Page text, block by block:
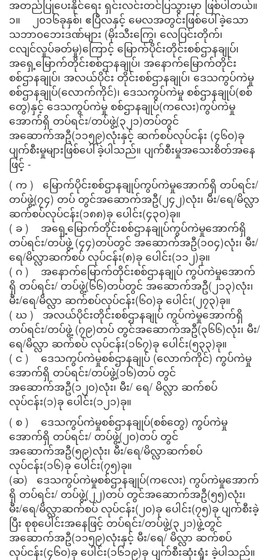
အတည်ပြုပေးနိုင်ရေး ရှင်းလင်းတင်ပြသွားမှာ ဖြစ်ပါတယ်။
၁။ ၂၀၁၆ခုနှစ်၊ ဧပြီလနှင့် မေလအတွင်းဖြစ်ပေါ်ခဲ့သော
သဘာ၀ဘေးဒဏ်များ (မိုးသီးကြွေ၊ လေပြင်းတိုက်၊
ငလျင်လှုပ်ခတ်မှု)ကြောင့် မြောက်ပိုင်းတိုင်းစစ်ဌာနချုပ်၊
အရှေ့မြောက်တိုင်းစစ်ဌာနချုပ်၊ အနောက်မြောက်တိုင်း
စစ်ဌာနချုပ်၊ အလယ်ပိုင်း တိုင်းစစ်ဌာနချုပ်၊ ဒေသကွပ်ကဲမှု
စစ်ဌာနချုပ်(လောက်ကိုင်)၊ ဒေသကွပ်ကဲမှု စစ်ဌာနချုပ်(စစ်
တွေ)နှင့် ဒေသကွပ်ကဲမှု စစ်ဌာနချုပ်(ကလေး)ကွပ်ကဲမှု
အောက်ရှိ တပ်ရင်း/တပ်ဖွဲ့(၃၂၁)တပ်တွင်
အဆောက်အဦ(၁၁၅၉)လုံးနှင့် ဆက်စပ်လုပ်ငန်း (၄၆၀)ခု
ပျက်စီးမှုများဖြစ်ပေါ်ခဲ့ပါသည်။ ပျက်စီးမှုအသေးစိတ်အနေ
ဖြင့် -
( က ) မြောက်ပိုင်းစစ်ဌာနချုပ်ကွပ်ကဲမှုအောက်ရှိ တပ်ရင်း/
တပ်ဖွဲ့(၇၄) တပ် တွင်အဆောက်အဦ(၂၄၂)လုံး၊ မီး/ရေ/မိလ္လာ
ဆက်စပ်လုပ်ငန်း(၁၈၈)ခု ပေါင်း(၄၃၀)ခု။
( ခ ) အရှေ့မြောက်တိုင်းစစ်ဌာနချုပ်ကွပ်ကဲမှုအောက်ရှိ
တပ်ရင်း/တပ်ဖွဲ့ (၄၄)တပ်တွင် အဆောက်အဦ(၁၀၄)လုံး၊ မီး/
ရေ/မိလ္လာဆက်စပ် လုပ်ငန်း(၈)ခု ပေါင်း(၁၁၂)ခု။
( ဂ ) အနောက်မြောက်တိုင်းစစ်ဌာနချုပ် ကွပ်ကဲမှုအောက်
ရှိ တပ်ရင်း/ တပ်ဖွဲ့(၆၆)တပ်တွင် အဆောက်အဦ(၂၁၃)လုံး၊
မီး/ရေ/မိလ္လာ ဆက်စပ်လုပ်ငန်း(၆၀)ခု ပေါင်း(၂၇၃)ခု။
( ဃ ) အလယ်ပိုင်းတိုင်းစစ်ဌာနချုပ် ကွပ်ကဲမှုအောက်ရှိ
တပ်ရင်း/တပ်ဖွဲ့ (၇၉)တပ် တွင်အဆောက်အဦ(၃၆၆)လုံး၊ မီး/
ရေ/မိလ္လာ ဆက်စပ် လုပ်ငန်း(၁၆၇)ခု ပေါင်း(၅၃၃)ခု။
( င ) ဒေသကွပ်ကဲမှုစစ်ဌာနချုပ် (လောက်ကိုင်) ကွပ်ကဲမှု
အောက်ရှိ တပ်ရင်း/တပ်ဖွဲ့(၁၆)တပ် တွင်
အဆောက်အဦ(၁၂၀)လုံး၊ မီး/ ရေ/ မိလ္လာ ဆက်စပ်
လုပ်ငန်း(၁)ခု ပေါင်း(၁၂၁)ခု။
( စ ) ဒေသကွပ်ကဲမှုစစ်ဌာနချုပ်(စစ်တွေ) ကွပ်ကဲမှု
အောက်ရှိ တပ်ရင်း/ တပ်ဖွဲ့(၂၀)တပ် တွင်
အဆောက်အဦ(၅၉)လုံး၊ မီး/ရေ/မိလ္လာဆက်စပ်
လုပ်ငန်း(၁၆)ခု ပေါင်း(၇၅)ခု။
(ဆ) ဒေသကွပ်ကဲမှုစစ်ဌာနချုပ်(ကလေး) ကွပ်ကဲမှုအောက်
ရှိ တပ်ရင်း/ တပ်ဖွဲ့(၂၂)တပ် တွင်အဆောက်အဦ(၅၅)လုံး၊
မီး/ရေ/မိလ္လာဆက်စပ် လုပ်ငန်း(၂၀)ခု ပေါင်း(၇၅)ခု ပျက်စီးခဲ့
ပြီး စုစုပေါင်းအနေဖြင့် တပ်ရင်း/တပ်ဖွဲ့(၃၂၁)ဖွဲ့တွင်
အဆောက်အဦ(၁၁၅၉)လုံးနှင့် မီး/ရေ/ မိလ္လာ ဆက်စပ်
လုပ်ငန်း(၄၆၀)ခု ပေါင်း(၁၆၁၉)ခု ပျက်စီးဆုံးရှုံး ခဲ့ပါသည်။